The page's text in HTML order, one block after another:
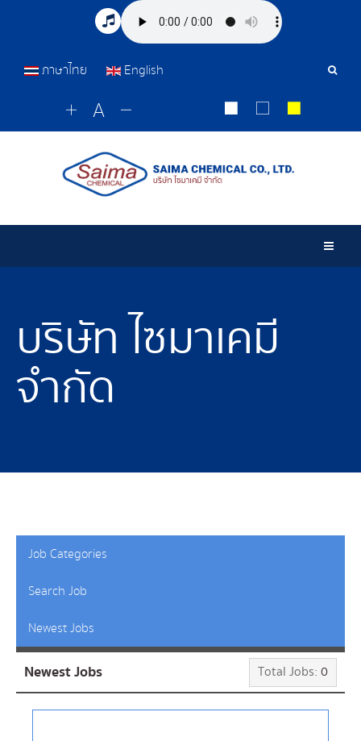
เครื่อ
ภาษาไทย English
บริษัท ไซมาเคมี
จำกัด
Job Categories
Search Job
Newest Jobs
Newest Jobs Total Jobs: 0